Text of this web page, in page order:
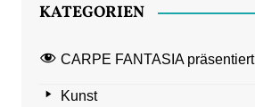
KATEGORIEN
CARPE FANTASIA präsentiert
Kunst